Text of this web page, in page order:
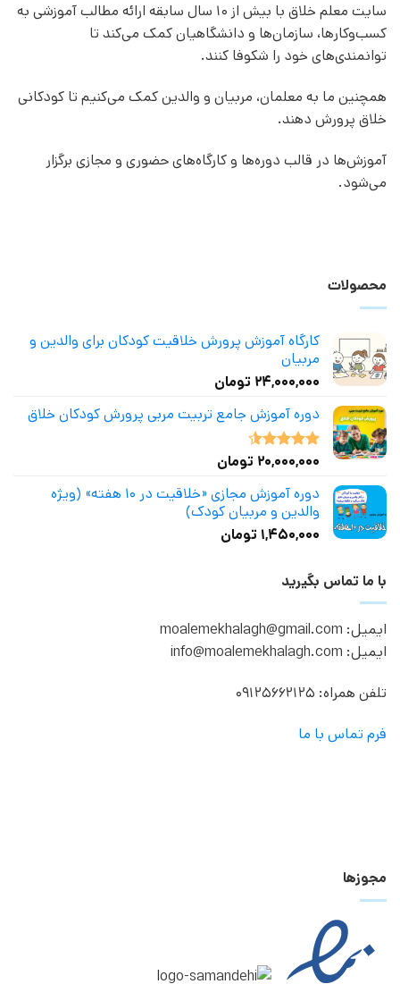
سایت معلم خلاق با بیش از 10 سال سابقه ارائه مطالب آموزشی به
کسب‌وکارها، سازمان‌ها و دانشگاهیان کمک می‌کند تا
توانمندی‌های خود را شکوفا کنند.
همچنین ما به معلمان، مربیان و والدین کمک می‌کنیم تا کودکانی
خلاق پرورش دهند.
آموزش‌ها در قالب دوره‌ها و کارگاه‌های حضوری و مجازی برگزار
می‌شود.
محصولات
کارگاه آموزش پرورش خلاقیت کودکان برای والدین و
مربیان
۲۴,۰۰۰,۰۰۰ تومان
دوره آموزش جامع تربیت مربی پرورش کودکان خلاق
نمره4.50
۲۰,۰۰۰,۰۰۰ تومان
دوره آموزش مجازی «خلاقیت در ۱۰ هفته» (ویژه
والدین و مربیان کودک)
۱,۴۵۰,۰۰۰ تومان
با ما تماس بگیرید
ایمیل: moalemekhalagh@gmail.com
ایمیل: info@moalemekhalagh.com
تلفن همراه: 09125662125
فرم تماس با ما
مجوزها